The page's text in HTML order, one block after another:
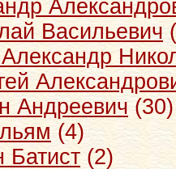
Васильевич
Андреевич (30)
(4)
(2)